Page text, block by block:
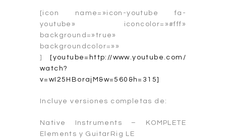
[icon name=»icon-youtube fa-
youtube» iconcolor=»#fff»
background=»true»
backgroundcolor=»»
]
[youtube=http://www.youtube.com/
watch?
v=wI25HBorajM&w=560&h=315]
Incluye versiones completas de:
Native Instruments – KOMPLETE
Elements y GuitarRig LE